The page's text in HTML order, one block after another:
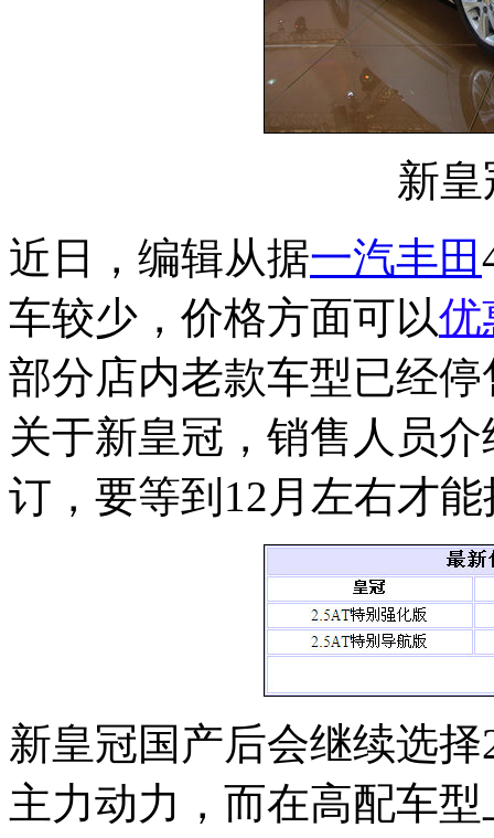
新
近日，编辑从据一汽丰田
车较少，价格方面可以优
部分店内老款车型已经
关于新皇冠，销售人员
订，要等到12月左右才
新皇冠国产后会继续选
主力动力，而在高配车